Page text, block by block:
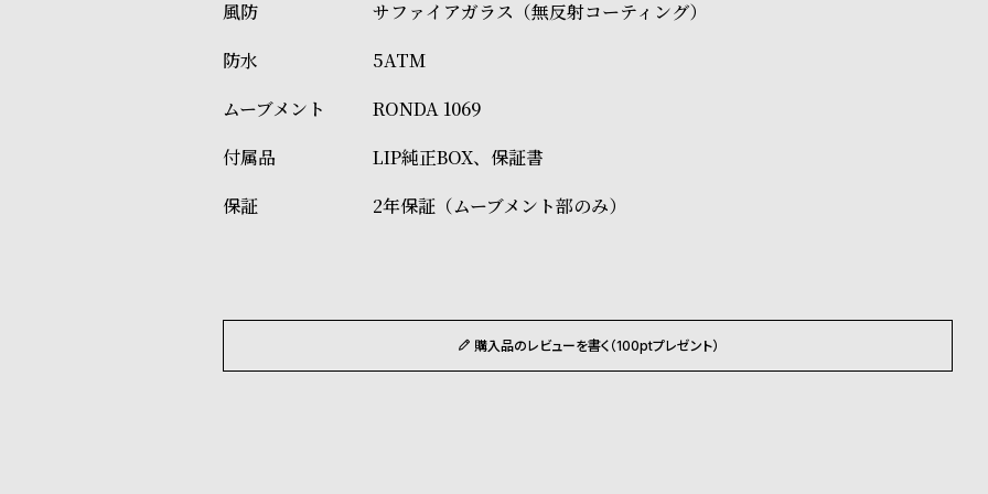
サファイアガラス（無反射コーティング）
5ATM
RONDA 1069
LIP純正BOX、保証書
2年保証（ムーブメント部のみ）
購入品のレビューを書く（100ptプレゼント）